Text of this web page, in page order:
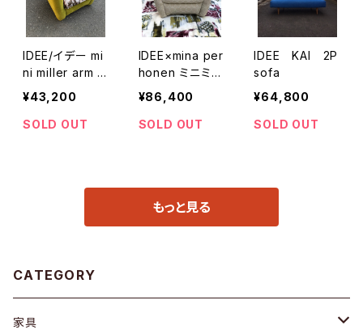
IDEE/イデー mi
ni miller arm c
hair torinoth
Remake
¥43,200
SOLD OUT
IDEE×mina per
honen ミニミラ
ーアームチェア
¥86,400
SOLD OUT
IDEE KAI 2P
sofa
¥64,800
SOLD OUT
もっと見る
CATEGORY
家具